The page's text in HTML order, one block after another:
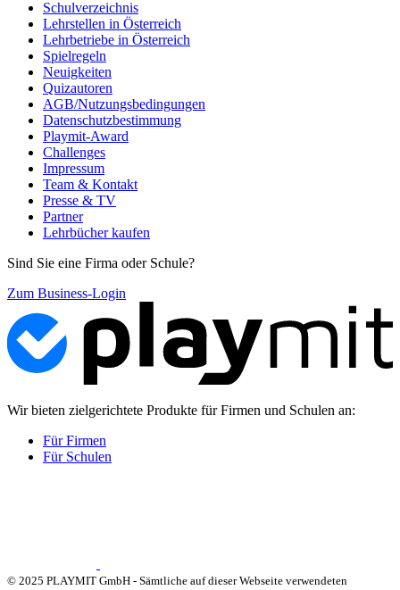
Schulverzeichnis
Lehrstellen in Österreich
Lehrbetriebe in Österreich
Spielregeln
Neuigkeiten
Quizautoren
AGB/Nutzungsbedingungen
Datenschutzbestimmung
Playmit-Award
Challenges
Impressum
Team & Kontakt
Presse & TV
Partner
Lehrbücher kaufen
Sind Sie eine Firma oder Schule?
Zum Business-Login
Wir bieten zielgerichtete Produkte für Firmen und Schulen an:
Für Firmen
Für Schulen
© 2025 PLAYMIT GmbH - Sämtliche auf dieser Webseite verwendeten